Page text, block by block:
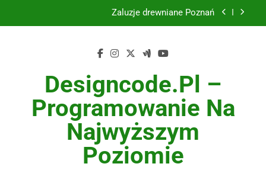
Żaluzje drewniane Poznań
Utylizacja odpadów Lublin
Żaluzje drewniane Poznań
Instalacje elektryczne Gdańsk
Designcode.pl –
Programowanie Na
Najwyższym
Poziomie